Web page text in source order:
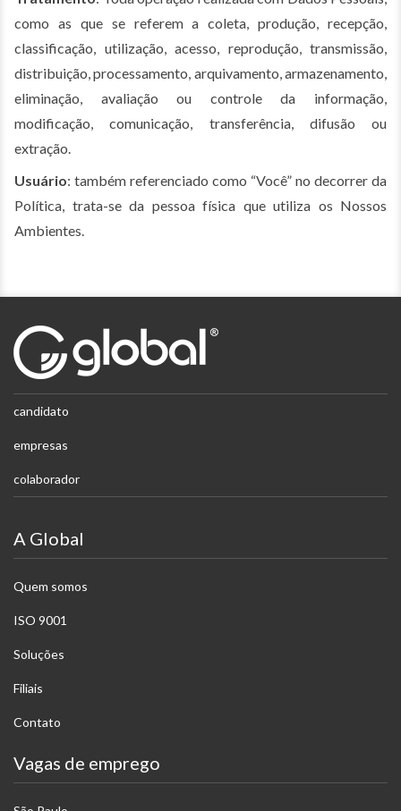
como as que se referem a coleta, produção, recepção,
classificação, utilização, acesso, reprodução, transmissão,
distribuição, processamento, arquivamento, armazenamento,
eliminação, avaliação ou controle da informação,
modificação, comunicação, transferência, difusão ou
extração.
Usuário: também referenciado como “Você” no decorrer da
Política, trata-se da pessoa física que utiliza os Nossos
Ambientes.
candidato
empresas
colaborador
A Global
Quem somos
ISO 9001
Soluções
Filiais
Contato
Vagas de emprego